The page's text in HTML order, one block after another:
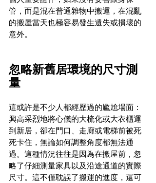
管，而是混在普通雜物中搬運，在混亂
的搬屋當天也極容易發生遺失或損壞的
意外。
忽略新舊居環境的尺寸測
量
這或許是不少人都經歷過的尷尬場面：
興高采烈地將心儀的大梳化或大衣櫃運
到新居，卻在門口、走廊或電梯前被死
死卡住，無論如何調整角度都無法通
過。這種情況往往是因為在搬屋前，忽
略了仔細測量家具以及沿途通道的實際
尺寸。這不僅耽誤了搬運的進度，還可